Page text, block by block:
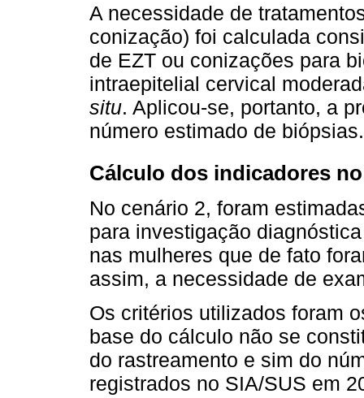
A necessidade de
conização) foi calculada
de EZT ou conizações para
intraepitelial cervical
situ. Aplicou-se, portanto, a
número estimado de biópsias.
Cálculo dos indicadores
No cenário 2, foram
para investigação
nas mulheres que de fato
assim, a necessidade de
Os critérios utilizados foram
base do cálculo não se
do rastreamento e sim do
registrados no SIA/SUS em